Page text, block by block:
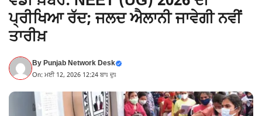
ਪ੍ਰੀਖਿਆ ਰੱਦ; ਜਲਦ ਐਲਾਨੀ ਜਾਵੇਗੀ ਨਵੀਂ
ਤਾਰੀਖ਼
ByPunjab Network Desk
On: ਮਈ 12, 2026 12:24 ਬਾਃ ਦੁਃ